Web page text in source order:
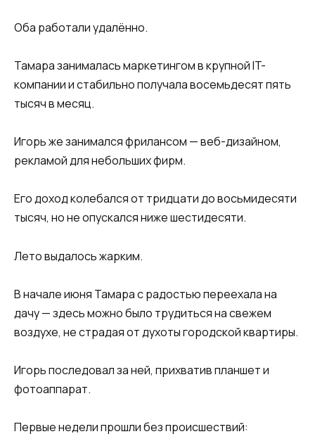
Оба работали удалённо.
Тамара занималась маркетингом в крупной IT-
компании и стабильно получала восемьдесят пять
тысяч в месяц.
Игорь же занимался фрилансом — веб-дизайном,
рекламой для небольших фирм.
Его доход колебался от тридцати до восьмидесяти
тысяч, но не опускался ниже шестидесяти.
Лето выдалось жарким.
В начале июня Тамара с радостью переехала на
дачу — здесь можно было трудиться на свежем
воздухе, не страдая от духоты городской квартиры.
Игорь последовал за ней, прихватив планшет и
фотоаппарат.
Первые недели прошли без происшествий: